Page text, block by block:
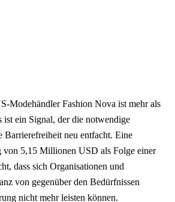
Modehändler Fashion Nova ist mehr als
ist ein Signal, der die notwendige
Barrierefreiheit neu entfacht. Eine
von 5,15 Millionen USD als Folge einer
dass sich Organisationen und
von gegenüber den Bedürfnissen
nicht mehr leisten können.